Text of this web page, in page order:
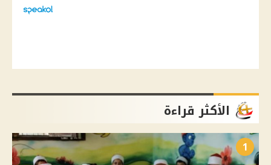
الأكثر قراءة
1